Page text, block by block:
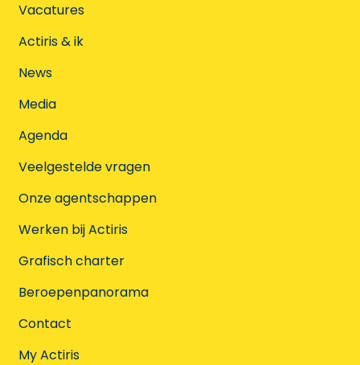
Vacatures
Actiris & ik
News
Media
Agenda
Veelgestelde vragen
Onze agentschappen
Werken bij Actiris
Grafisch charter
Beroepenpanorama
Contact
My Actiris